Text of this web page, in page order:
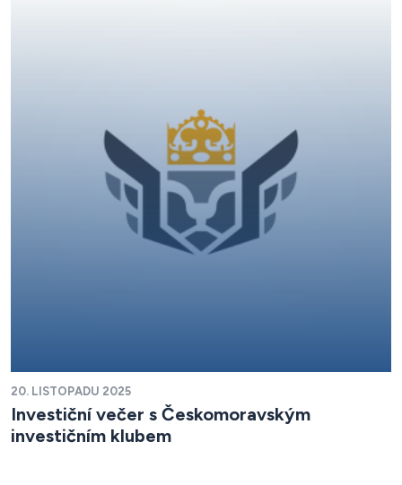
20. LISTOPADU 2025
Investiční večer s Českomoravským
investičním klubem